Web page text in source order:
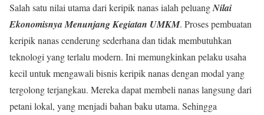
Salah satu nilai utama dari keripik nanas ialah peluangNilai
Ekonomisnya Menunjang Kegiatan UMKM. Proses pembuatan
keripik nanas cenderung sederhana dan tidak membutuhkan
teknologi yang terlalu modern. Ini memungkinkan pelaku usaha
kecil untuk mengawali bisnis keripik nanas dengan modal yang
tergolong terjangkau. Mereka dapat membeli nanas langsung dari
petani lokal, yang menjadi bahan baku utama. Sehingga